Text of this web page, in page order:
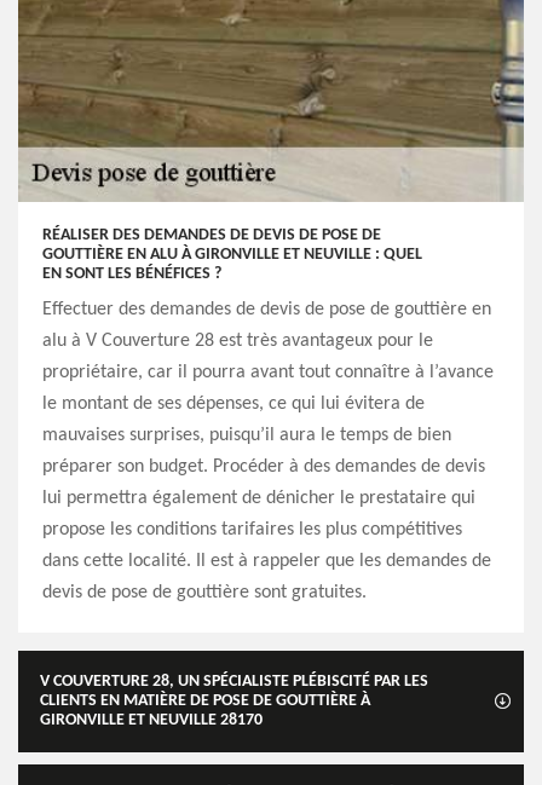
RÉALISER DES DEMANDES DE DEVIS DE POSE DE
GOUTTIÈRE EN ALU À GIRONVILLE ET NEUVILLE : QUEL
EN SONT LES BÉNÉFICES ?
Effectuer des demandes de devis de pose de gouttière en
alu à V Couverture 28 est très avantageux pour le
propriétaire, car il pourra avant tout connaître à l’avance
le montant de ses dépenses, ce qui lui évitera de
mauvaises surprises, puisqu’il aura le temps de bien
préparer son budget. Procéder à des demandes de devis
lui permettra également de dénicher le prestataire qui
propose les conditions tarifaires les plus compétitives
dans cette localité. Il est à rappeler que les demandes de
devis de pose de gouttière sont gratuites.
V COUVERTURE 28, UN SPÉCIALISTE PLÉBISCITÉ PAR LES
CLIENTS EN MATIÈRE DE POSE DE GOUTTIÈRE À
GIRONVILLE ET NEUVILLE 28170